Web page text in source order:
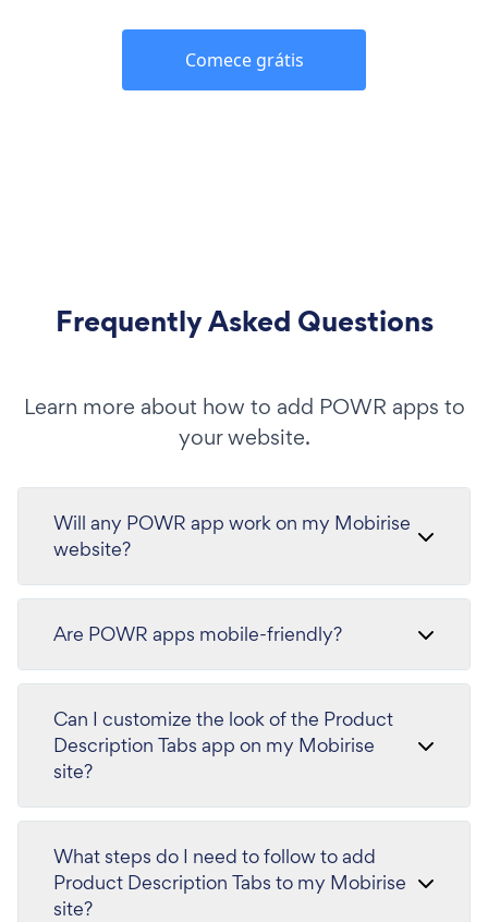
Comece grátis
Frequently Asked Questions
Learn more about how to add POWR apps to
your website.
Will any POWR app work on my Mobirise
website?
Are POWR apps mobile-friendly?
Can I customize the look of the Product
Description Tabs app on my Mobirise
site?
What steps do I need to follow to add
Product Description Tabs to my Mobirise
site?